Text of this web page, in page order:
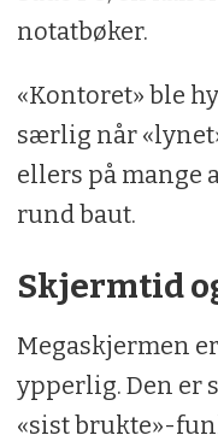
notatbøker.
«Kontoret» ble
særlig når
ellers på mange
rund baut.
Skjermtid
Megaskjermen er
ypperlig. Den er
«sist brukte»-